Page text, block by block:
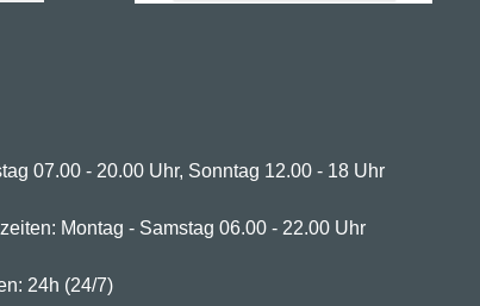
07.00 - 20.00 Uhr, Sonntag 12.00 - 18 Uhr
Montag - Samstag 06.00 - 22.00 Uhr
24h (24/7)